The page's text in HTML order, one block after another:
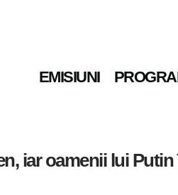
EMISIUNI
iar oamenii lui